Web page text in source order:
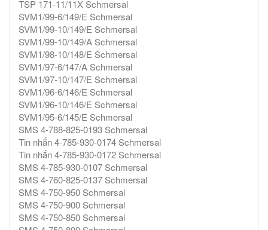
TSP 171-11/11X Schmersal
SVM1/99-6/149/E Schmersal
SVM1/99-10/149/E Schmersal
SVM1/99-10/149/A Schmersal
SVM1/98-10/148/E Schmersal
SVM1/97-6/147/A Schmersal
SVM1/97-10/147/E Schmersal
SVM1/96-6/146/E Schmersal
SVM1/96-10/146/E Schmersal
SVM1/95-6/145/E Schmersal
SMS 4-788-825-0193 Schmersal
Tin nhắn 4-785-930-0174 Schmersal
Tin nhắn 4-785-930-0172 Schmersal
SMS 4-785-930-0107 Schmersal
SMS 4-760-825-0137 Schmersal
SMS 4-750-950 Schmersal
SMS 4-750-900 Schmersal
SMS 4-750-850 Schmersal